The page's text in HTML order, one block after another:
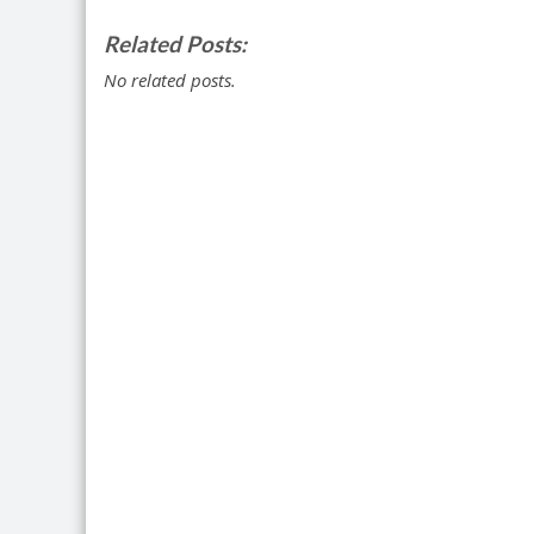
Related Posts:
No related posts.